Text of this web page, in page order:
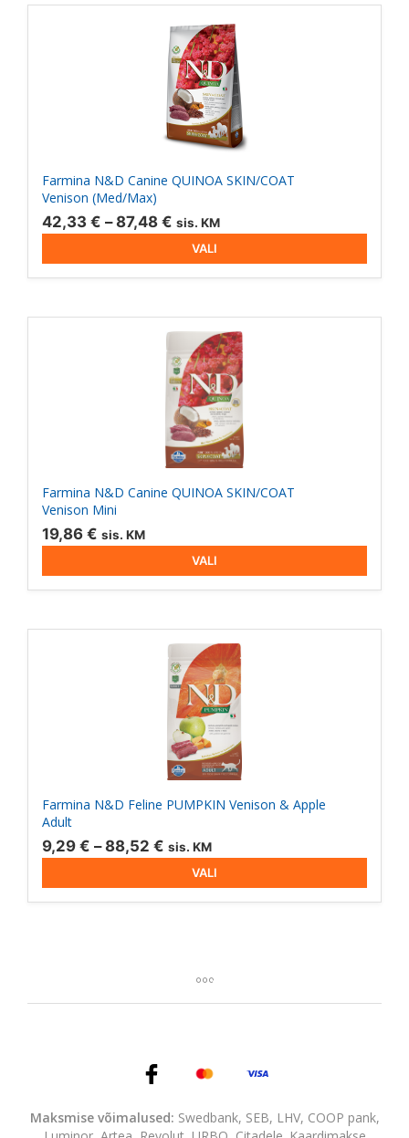
Farmina N&D Canine QUINOA SKIN/COAT
Venison (Med/Max)
42,33 € – 87,48 € Hinnavahemik:
42,33 €
kuni
sis. KM
VALI
tootelehel.
Farmina N&D Canine QUINOA SKIN/COAT
Venison Mini
19,86 € sis. KM
VALI
tootelehel.
Farmina N&D Feline PUMPKIN Venison & Apple
Adult
9,29 € – 88,52 € Hinnavahemik:
9,29 €
kuni
sis. KM
VALI
tootelehel.
Maksmise võimalused: Swedbank, SEB, LHV, COOP pank,